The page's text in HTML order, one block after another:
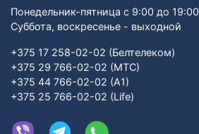
Понедельник-пятница с 9:00 до 19:00
Суббота, воскресенье - выходной
+375 17 258-02-02 (Белтелеком)
+375 29 766-02-02 (МТС)
+375 44 766-02-02 (А1)
+375 25 766-02-02 (Life)